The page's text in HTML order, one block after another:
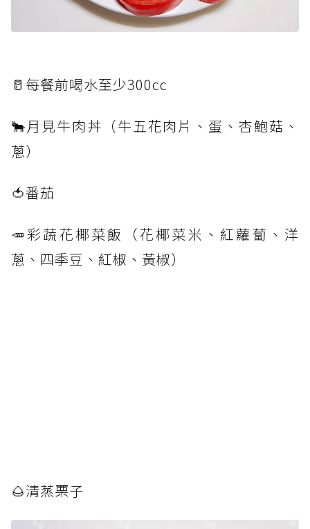
🥛每餐前喝水至少300cc
🐂月見牛肉丼（牛五花肉片、蛋、杏鮑菇、
蔥）
🍅番茄
🥕彩蔬花椰菜飯（花椰菜米、紅蘿蔔、洋
蔥、四季豆、紅椒、黃椒）
🌰清蒸栗子